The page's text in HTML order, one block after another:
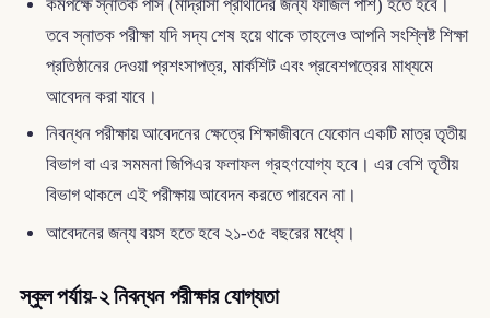
কমপক্ষে স্নাতক পাস (মাদ্রাসা প্রার্থীদের জন্য ফাজিল পাশ) হতে হবে।
তবে স্নাতক পরীক্ষা যদি সদ্য শেষ হয়ে থাকে তাহলেও আপনি সংশ্লিষ্ট শিক্ষা
প্রতিষ্ঠানের দেওয়া প্রশংসাপত্র, মার্কশিট এবং প্রবেশপত্রের মাধ্যমে
আবেদন করা যাবে।
নিবন্ধন পরীক্ষায় আবেদনের ক্ষেত্রে শিক্ষাজীবনে যেকোন একটি মাত্র তৃতীয়
বিভাগ বা এর সমমনা জিপিএর ফলাফল গ্রহণযোগ্য হবে। এর বেশি তৃতীয়
বিভাগ থাকলে এই পরীক্ষায় আবেদন করতে পারবেন না।
আবেদনের জন্য বয়স হতে হবে ২১-৩৫ বছরের মধ্যে।
স্কুল পর্যায়-২ নিবন্ধন পরীক্ষার যোগ্যতা